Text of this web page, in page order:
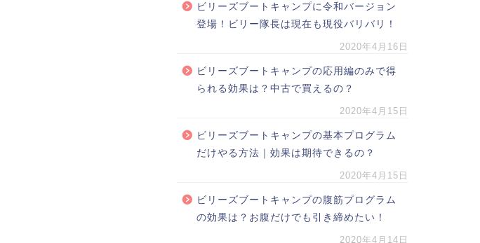
ビリーズブートキャンプに令和バージョン
登場！ビリー隊長は現在も現役バリバリ！
2020年4月16日
ビリーズブートキャンプの応用編のみで得
られる効果は？中古で買えるの？
2020年4月15日
ビリーズブートキャンプの基本プログラム
だけやる方法｜効果は期待できるの？
2020年4月15日
ビリーズブートキャンプの腹筋プログラム
の効果は？お腹だけでも引き締めたい！
2020年4月14日